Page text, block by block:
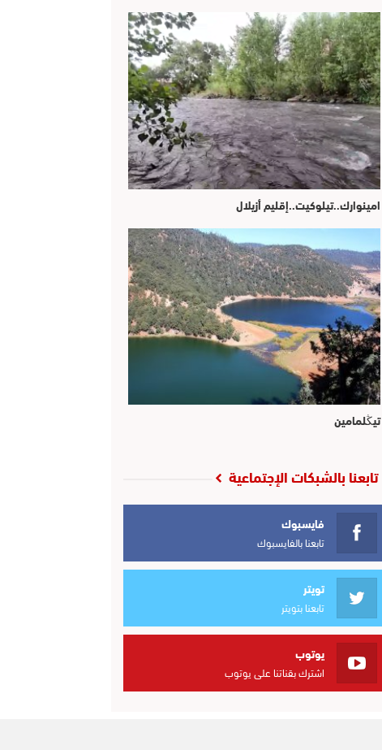
امينوارك..تيلوكيت..إقليم أزيلال
تيڭلمامين
تابعنا بالشبكات الإجتماعية
فايسبوك
تابعنا بالفايسبوك
تويتر
تابعنا بتويتر
يوتوب
اشترك بقناتنا على يوتوب